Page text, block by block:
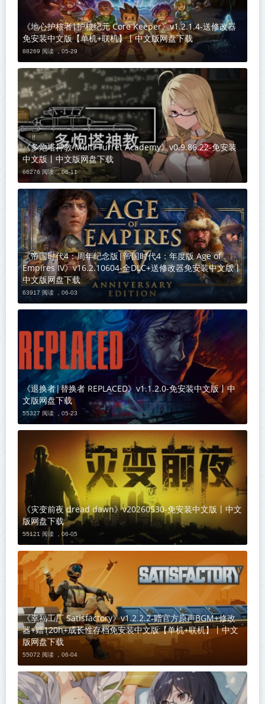
《地心护核者|护核纪元 Core Keeper》v1.2.1.4-送修改器
免安装中文版【单机+联机】丨中文版网盘下载
88269 阅读 ，05-29
《多炮塔神教 Multi Turret Academy》v0.9.86.22-免安装
中文版丨中文版网盘下载
66276 阅读 ，06-11
《帝国时代4：周年纪念版|帝国时代4：年度版 Age of
Empires IV》v16.2.10604-全DLC+送修改器免安装中文版丨
中文版网盘下载
63917 阅读 ， 06-03
《退换者|替换者 REPLACED》v1.1.2.0-免安装中文版丨中
文版网盘下载
55327 阅读 ， 05-23
《灾变前夜 dread dawn》v20260530-免安装中文版丨中文
版网盘下载
55121 阅读 ， 06-05
《幸福工厂 Satisfactory》v1.2.2.2-赠官方原声BGM+修改
器+赠120h+成长性存档免安装中文版【单机+联机】丨中文
版网盘下载
55072 阅读 ， 06-04